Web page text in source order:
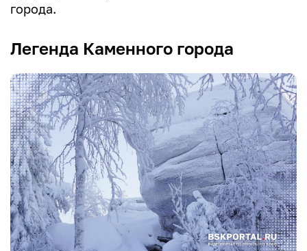
города.
Легенда Каменного города